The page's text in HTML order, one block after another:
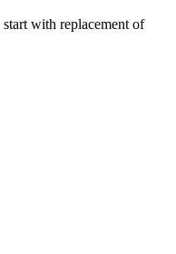
with replacement of